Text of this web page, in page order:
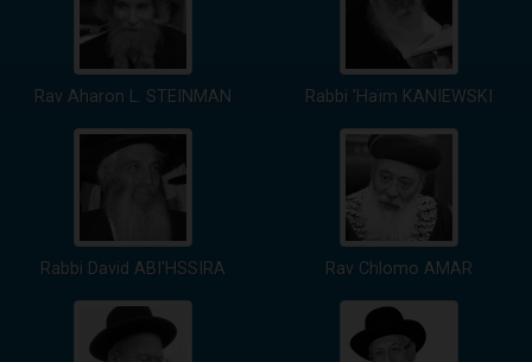
Rav Aharon L. STEINMAN Rabbi 'Haïm KANIEWSKI
Rabbi David ABI'HSSIRA Rav Chlomo AMAR